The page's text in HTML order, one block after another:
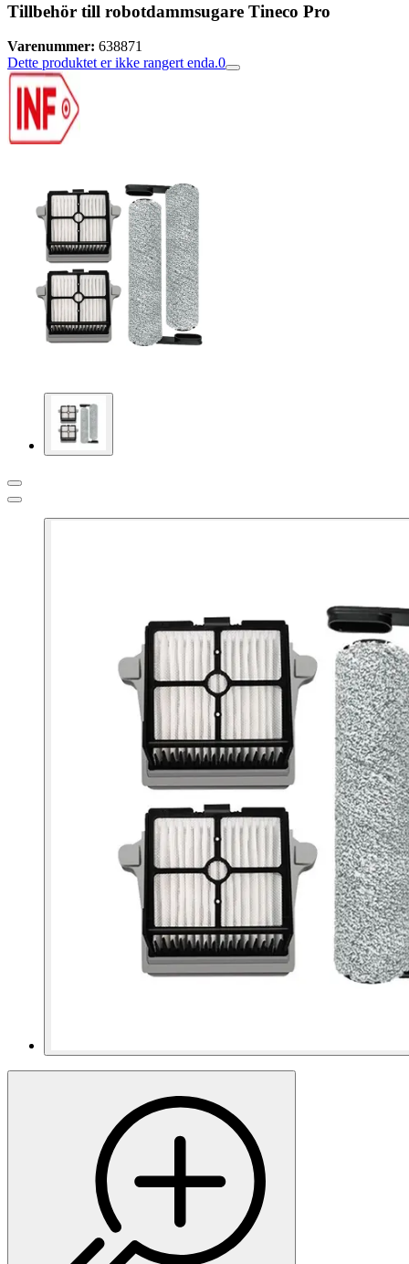
Tillbehör till robotdammsugare Tineco Pro
Varenummer: 638871
Dette produktet er ikke rangert enda.0